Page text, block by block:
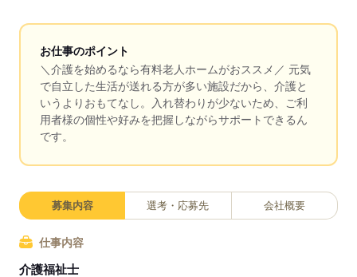
お仕事のポイント
＼介護を始めるなら有料老人ホームがおススメ／ 元気
で自立した生活が送れる方が多い施設だから、介護と
いうよりおもてなし。入れ替わりが少ないため、ご利
用者様の個性や好みを把握しながらサポートできるん
です。
募集内容 選考・応募先 会社概要
仕事内容
介護福祉士